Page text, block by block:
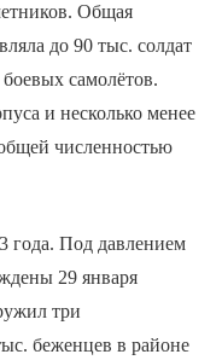
Общая
до 90 тыс. солдат
самолётов.
и несколько менее
численностью
года. Под давлением
29 января
три
беженцев в районе